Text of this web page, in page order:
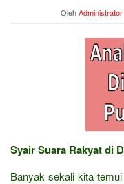
OlehAdministrator
Syair Suara Rakyat di
Banyak sekali kita